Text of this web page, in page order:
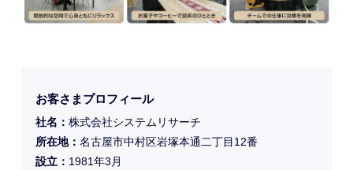
お客さまプロフィール
社名： 株式会社システムリサーチ
所在地： 名古屋市中村区岩塚本通二丁目12番
設立： 1981年3月